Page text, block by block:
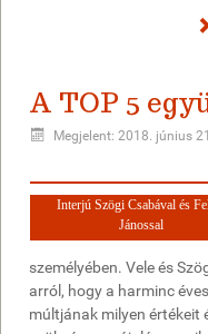
A TOP 5
Megjelent: 2018. június
Interjú Szögi Csabával és
Jánossal
személyében. Vele és
arról, hogy a harminc
múltjának milyen értékeit